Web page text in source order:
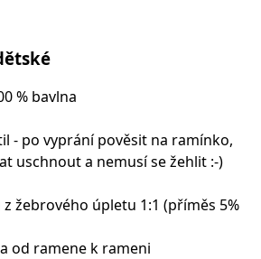
% bavlna
- po vyprání pověsit na ramínko,
uschnout a nemusí se žehlit :-)
žebrového úpletu 1:1 (příměs 5%
od ramene k rameni